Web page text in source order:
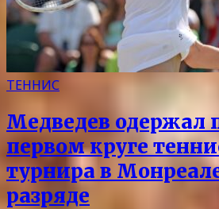
ТЕННИС
Медведев одержал
первом круге
турнира в
разряде